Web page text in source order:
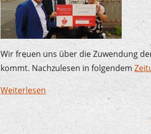
Wir freuen uns über die Zuwendung
kommt. Nachzulesen in folgendem
Weiterlesen über Die Musikschule sagt